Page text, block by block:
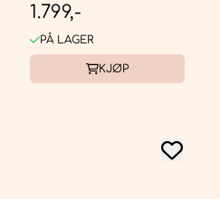
1.799,-
PÅ LAGER
KJØP